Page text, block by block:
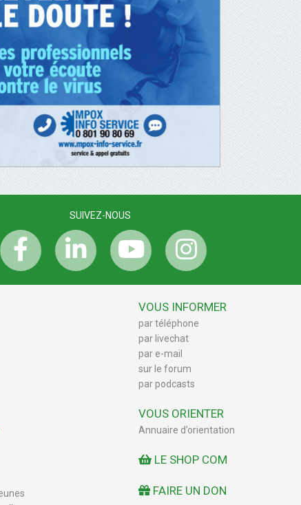
SUIVEZ-NOUS
VOUS INFORMER
par téléphone
par livechat
par e-mail
sur le forum
par podcasts
VOUS ORIENTER
Annuaire d’orientation
LE SHOP COM
FAIRE UN DON